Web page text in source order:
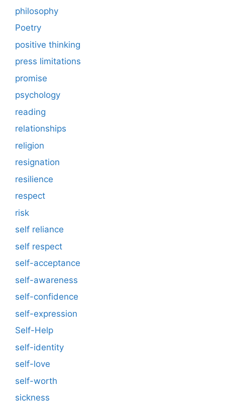
philosophy
Poetry
positive thinking
press limitations
promise
psychology
reading
relationships
religion
resignation
resilience
respect
risk
self reliance
self respect
self-acceptance
self-awareness
self-confidence
self-expression
Self-Help
self-identity
self-love
self-worth
sickness